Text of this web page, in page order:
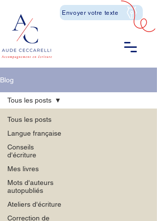
Envoyer votre texte
Blog
Tous les posts
Langue française
Conseils
d'écriture
Mes livres
Mots d'auteurs
autopubliés
Ateliers d'écriture
Correction de
Tous les posts